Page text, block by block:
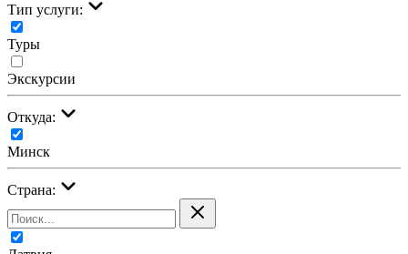
Тип услуги:
Туры
Экскурсии
Откуда:
Минск
Страна: